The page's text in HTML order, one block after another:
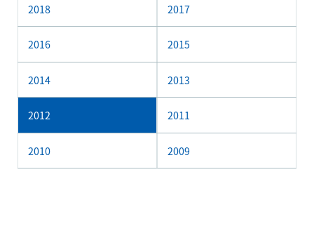
2018 2017
2016 2015
2014 2013
2012 2011
2010 2009